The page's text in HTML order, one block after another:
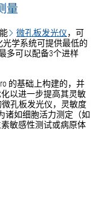
量
微孔板发光仪，可
学系统可提供最低的
多可以配备3个进样
的基础上构建的，并
以进一步提高其灵敏
微孔板发光仪，灵敏度
诸如细胞活力测定（如
敏感性测试或病原体